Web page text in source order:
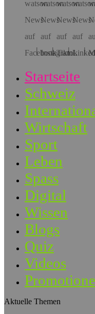
Startseite
Schweiz
Wirtschaft
Sport
Leben
Spass
Digital
Wissen
Blogs
Quiz
Videos
Aktuelle Themen